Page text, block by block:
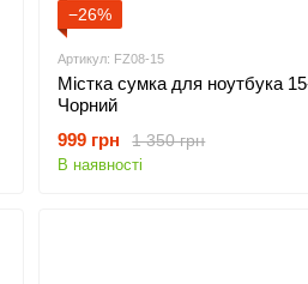
−26%
Артикул: FZ08-15
Містка сумка для ноутбука
Чорний
1 350 грн
999 грн
В наявності